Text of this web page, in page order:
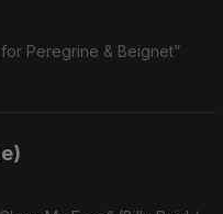
Peregrine & Beignet”